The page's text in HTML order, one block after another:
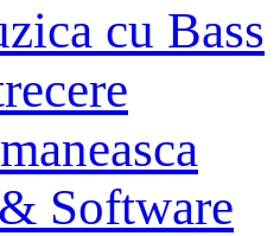
cu Bass
Software